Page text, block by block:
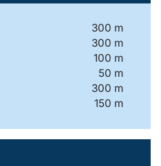
300 m
300 m
100 m
50 m
300 m
150 m